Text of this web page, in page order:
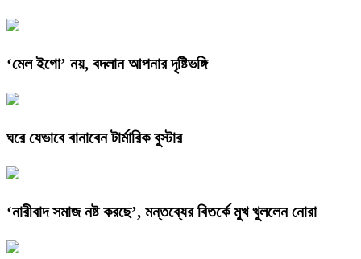
‘মেল ইগো’ নয়, বদলান আপনার দৃষ্টিভঙ্গি
ঘরে যেভাবে বানাবেন টার্মারিক বুস্টার
‘নারীবাদ সমাজ নষ্ট করছে’, মন্তব্যের বিতর্কে মুখ খুললেন নোরা